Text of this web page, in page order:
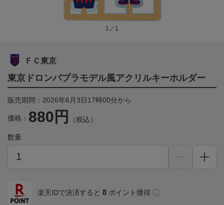
1／1
ＦＣ東京
東京ドロンパプラモデル風アクリルキーホルダー
販売期間：2026年6月3日17時00分から
価格： 880円 （税込）
数量
楽天IDで決済すると 8 ポイント獲得